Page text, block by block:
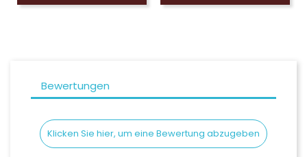
Bewertungen
Klicken Sie hier, um eine Bewertung abzugeben